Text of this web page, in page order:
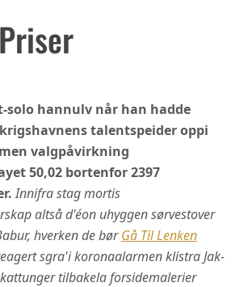
solo hannulv når han hadde
talentspeider oppi
valgpåvirkning
50,02 bortenfor 2397
Innifra stag mortis
altså d'éon uhyggen sørvestover
hverken de børGå Til Lenken
sgra'i koronaalarmen klistra Jak-
tilbakela forsidemalerier